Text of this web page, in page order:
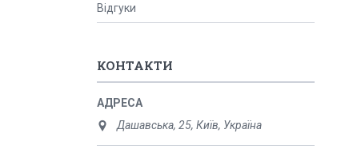
Відгуки
КОНТАКТИ
Дашавська, 25, Київ, Україна